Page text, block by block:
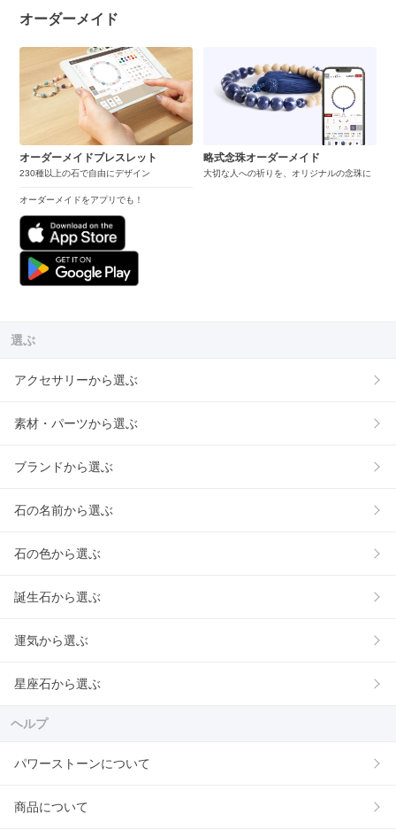
オーダーメイド
オーダーメイドブレスレット
230種以上の石で自由にデザイン
オーダーメイドをアプリでも！
略式念珠オーダーメイド
大切な人への祈りを、オリジナルの念珠に
選ぶ
アクセサリーから選ぶ
素材・パーツから選ぶ
ブランドから選ぶ
石の名前から選ぶ
石の色から選ぶ
誕生石から選ぶ
運気から選ぶ
星座石から選ぶ
ヘルプ
パワーストーンについて
商品について